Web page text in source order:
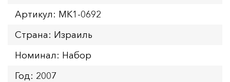
Артикул: MK1-0692
Страна: Израиль
Номинал: Набор
Год: 2007